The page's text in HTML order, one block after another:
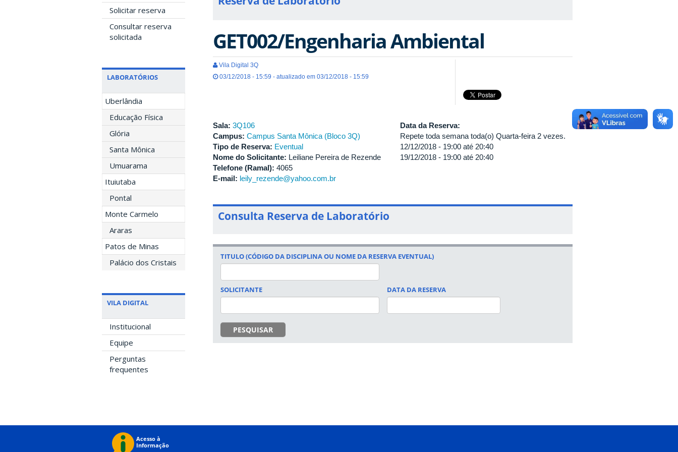
Solicitar reserva
Consultar reserva
solicitada
LABORATÓRIOS
Uberlândia
Educação Física
Glória
Santa Mônica
Umuarama
Ituiutaba
Pontal
Monte Carmelo
Araras
Patos de Minas
Palácio dos Cristais
VILA DIGITAL
Institucional
Equipe
Perguntas
frequentes
GET002/Engenharia Ambiental
Vila Digital 3Q
03/12/2018 - 15:59 - atualizado em 03/12/2018 - 15:59
Sala: 3Q106
Campus: Campus Santa Mônica (Bloco 3Q)
Tipo de Reserva: Eventual
Nome do Solicitante: Leiliane Pereira de Rezende
Telefone (Ramal): 4065
E-mail: leily_rezende@yahoo.com.br
Data da Reserva:
Repete toda semana toda(o) Quarta-feira 2 vezes.
12/12/2018 - 19:00 até 20:40
19/12/2018 - 19:00 até 20:40
Consulta Reserva de Laboratório
TITULO (CÓDIGO DA DISCIPLINA OU NOME DA RESERVA EVENTUAL)
SOLICITANTE DATA DA RESERVA
PESQUISAR